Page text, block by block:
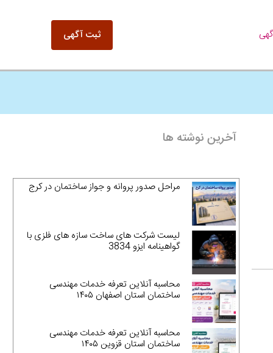
ثبت آگهی
آخرین نوشته ها
مراحل صدور پروانه و جواز ساختمان در کرج
لیست شرکت های ساخت سازه های فلزی با
گواهینامه ایزو 3834
محاسبه آنلاین تعرفه خدمات مهندسی
ساختمان استان اصفهان ۱۴۰۵
محاسبه آنلاین تعرفه خدمات مهندسی
ساختمان استان قزوین ۱۴۰۵